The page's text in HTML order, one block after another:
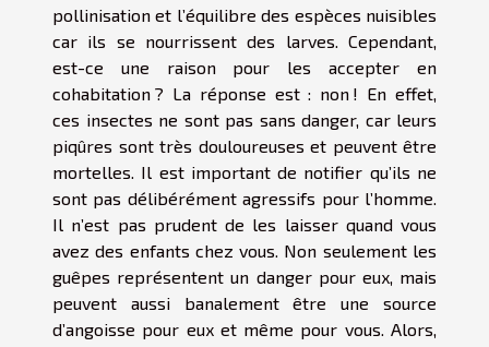
pollinisation et l’équilibre des espèces nuisibles
car ils se nourrissent des larves. Cependant,
est-ce une raison pour les accepter en
cohabitation ? La réponse est : non ! En effet,
ces insectes ne sont pas sans danger, car leurs
piqûres sont très douloureuses et peuvent être
mortelles. Il est important de notifier qu’ils ne
sont pas délibérément agressifs pour l’homme.
Il n’est pas prudent de les laisser quand vous
avez des enfants chez vous. Non seulement les
guêpes représentent un danger pour eux, mais
peuvent aussi banalement être une source
d’angoisse pour eux et même pour vous. Alors,